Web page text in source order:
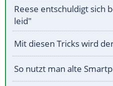
Reese entschuldigt sich
leid"
Mit diesen Tricks wird
So nutzt man alte